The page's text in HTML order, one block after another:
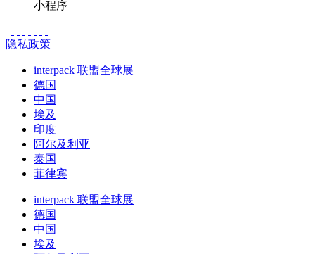
小程序
隐私政策
interpack 联盟全球展
德国
中国
埃及
印度
阿尔及利亚
泰国
菲律宾
interpack 联盟全球展
德国
中国
埃及